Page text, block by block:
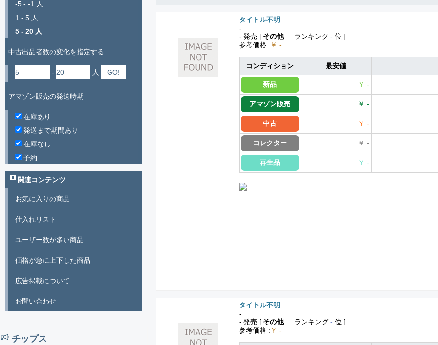
タイトル不明
-
- 発売 [ その他 ランキング - 位 ]
参考価格 : ￥ -
コンディション 最安値
新品 ￥ -
アマゾン販売 ￥ -
中古 ￥ -
コレクター ￥ -
再生品 ￥ -
タイトル不明
-
- 発売 [ その他 ランキング - 位 ]
参考価格 : ￥ -
-5 - -1 人
1 - 5 人
5 - 20 人
中古出品者数の変化を指定する
- 人
アマゾン販売の発送時期
在庫あり
発送まで期間あり
在庫なし
予約
関連コンテンツ
お気に入りの商品
仕入れリスト
ユーザー数が多い商品
価格が急に上下した商品
広告掲載について
お問い合わせ
チップス